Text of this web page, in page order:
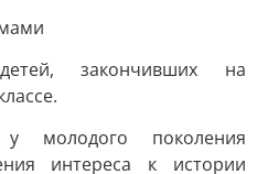
закончивших на
молодого поколения
интереса к истории